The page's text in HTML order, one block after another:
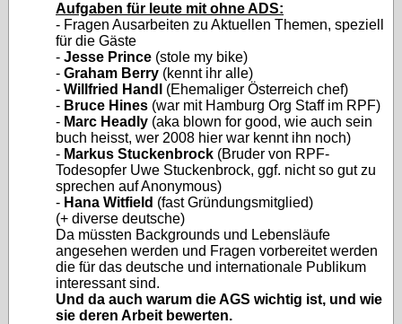
Aufgaben für leute mit ohne ADS:
- Fragen Ausarbeiten zu Aktuellen Themen, speziell
für die Gäste
- Jesse Prince (stole my bike)
- Graham Berry (kennt ihr alle)
- Willfried Handl
(Ehemaliger Österreich chef)
- Bruce Hines (war mit Hamburg Org Staff im RPF)
- Marc Headly (aka blown for good, wie auch sein
buch heisst, wer 2008 hier war kennt ihn noch)
- Markus Stuckenbrock (Bruder von RPF-
Todesopfer Uwe Stuckenbrock, ggf. nicht so gut zu
sprechen auf Anonymous)
- Hana Witfield (fast Gründungsmitglied)
(+ diverse deutsche)
Da müssten Backgrounds und Lebensläufe
angesehen werden und Fragen vorbereitet werden
die für das deutsche und internationale Publikum
interessant sind.
Und da auch warum die AGS wichtig ist, und wie
sie deren Arbeit bewerten.